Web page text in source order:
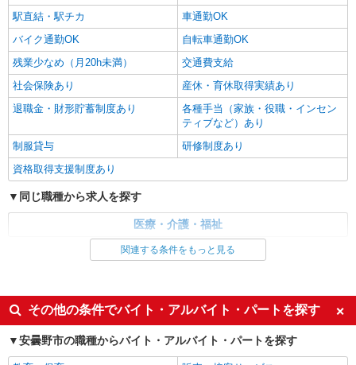
駅直結・駅チカ
車通勤OK
バイク通勤OK
自転車通勤OK
残業少なめ（月20h未満）
交通費支給
社会保険あり
産休・育休取得実績あり
退職金・財形貯蓄制度あり
各種手当（家族・役職・インセン
ティブなど）あり
制服貸与
研修制度あり
資格取得支援制度あり
同じ職種から求人を探す
医療・介護・福祉
同じ特徴から求人を探す
ボーナス・賞与あり
車通勤OK
交通費支給
社会保険あり
産休・育休取得実績あり
関連する条件をもっと見る
その他の条件でバイト・アルバイト・パートを探す
安曇野市の職種からバイト・アルバイト・パートを探す